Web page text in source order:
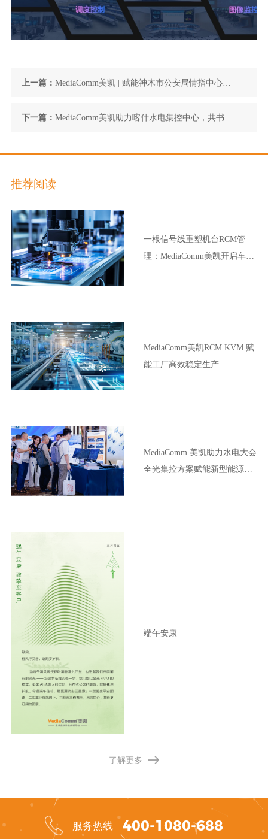
上一篇： MediaComm美凯 | 赋能神木市公安局情指中心，
荣膺“陕西省优秀公安基层单位”称号
下一篇： MediaComm美凯助力喀什水电集控中心，共书新
推荐阅读
一根信号线重塑机台RCM管
理：MediaComm美凯开启车企
MediaComm美凯RCM KVM 赋
能工厂高效稳定生产
MediaComm 美凯助力水电大会
全光集控方案赋能新型能源体
端午安康
了解更多
服务热线 400-1080-688